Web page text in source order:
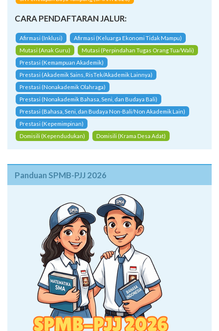
CARA PENDAFTARAN JALUR:
Afirmasi (Inklusi)
Afirmasi (Keluarga Ekonomi Tidak Mampu)
Mutasi (Anak Guru)
Mutasi (Perpindahan Tugas Orang Tua/Wali)
Prestasi (Kemampuan Akademik)
Prestasi (Akademik Sains, RisTek/Akademik Lainnya)
Prestasi (Nonakademik Olahraga)
Prestasi (Nonakademik Bahasa, Seni, dan Budaya Bali)
Prestasi (Bahasa, Seni, dan Budaya Non-Bali/Non Akademik Lain)
Prestasi (Kepemimpinan)
Domisili (Kependudukan)
Domisili (Krama Desa Adat)
Panduan SPMB-PJJ 2026